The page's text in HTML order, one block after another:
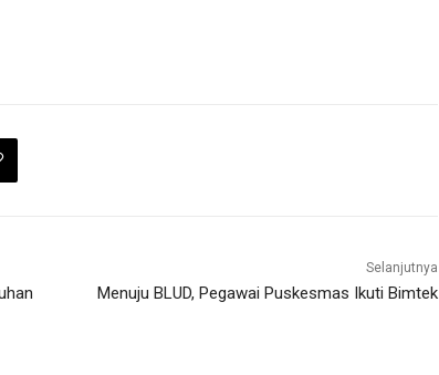
Selanjutnya
Menuju BLUD, Pegawai Puskesmas Ikuti Bimtek